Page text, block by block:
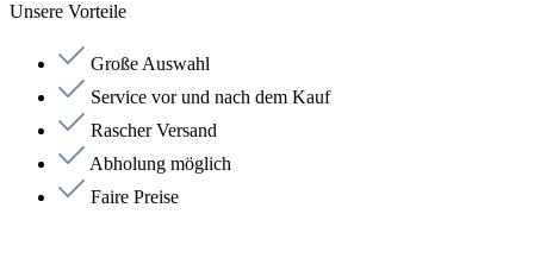
Unsere Vorteile
Große Auswahl
Service vor und nach dem Kauf
Rascher Versand
Abholung möglich
Faire Preise